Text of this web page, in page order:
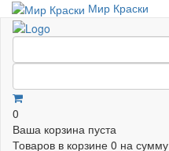
Мир Краски
0
Ваша корзина пуста
Товаров в корзине 0 на сумму